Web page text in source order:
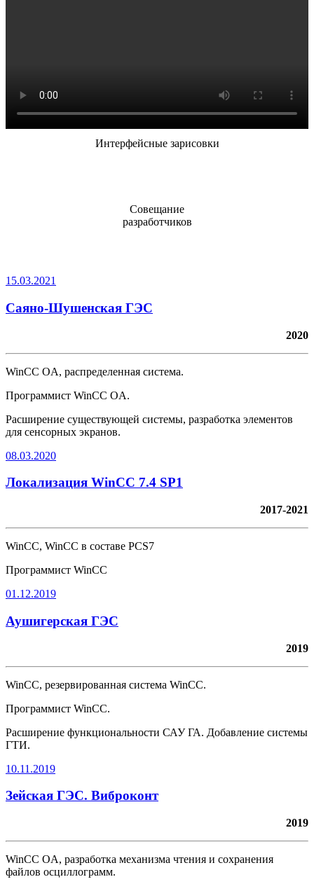
Интерфейсные зарисовки
Совещание
разработчиков
15.03.2021
Саяно-Шушенская ГЭС
2020
WinCC OA, распределенная система.
Программист WinCC OA.
Расширение существующей системы, разработка элементов
для сенсорных экранов.
08.03.2020
Локализация WinCC 7.4 SP1
2017-2021
WinCC, WinCC в составе PCS7
Программист WinCC
01.12.2019
Аушигерская ГЭС
2019
WinCC, резервированная система WinCC.
Программист WinCC.
Расширение функциональности САУ ГА. Добавление системы
ГТИ.
10.11.2019
Зейская ГЭС. Виброконт
2019
WinCC OA, разработка механизма чтения и сохранения
файлов осциллограмм.